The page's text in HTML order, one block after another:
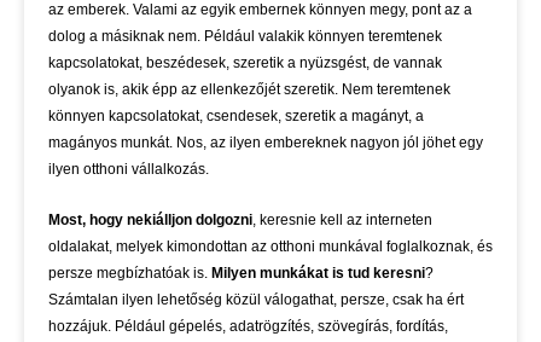
az emberek. Valami az egyik embernek könnyen megy, pont az a
dolog a másiknak nem. Például valakik könnyen teremtenek
kapcsolatokat, beszédesek, szeretik a nyüzsgést, de vannak
olyanok is, akik épp az ellenkezőjét szeretik. Nem teremtenek
könnyen kapcsolatokat, csendesek, szeretik a magányt, a
magányos munkát. Nos, az ilyen embereknek nagyon jól jöhet egy
ilyen otthoni vállalkozás.
Most, hogy nekiálljon dolgozni, keresnie kell az interneten
oldalakat, melyek kimondottan az otthoni munkával foglalkoznak, és
persze megbízhatóak is. Milyen munkákat is tud keresni?
Számtalan ilyen lehetőség közül válogathat, persze, csak ha ért
hozzájuk. Például gépelés, adatrögzítés, szövegírás, fordítás,